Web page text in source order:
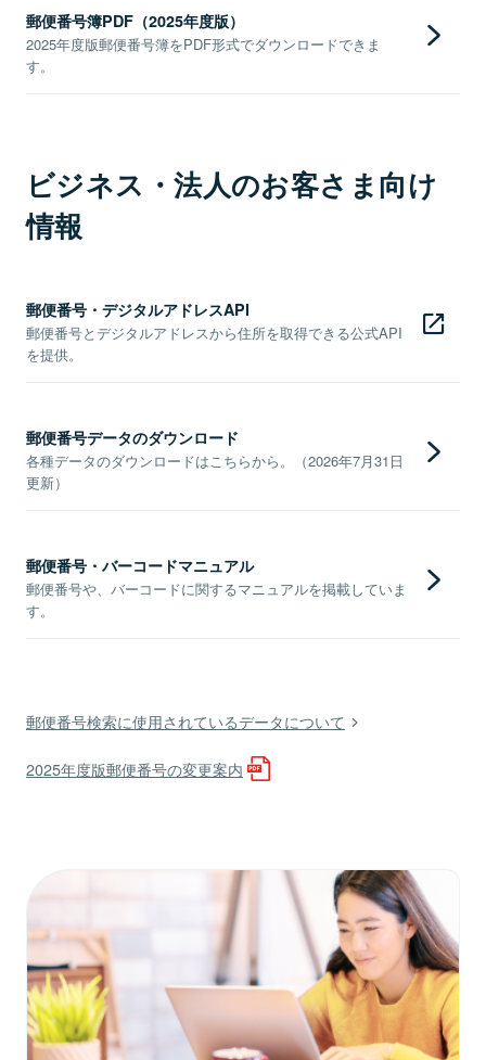
郵便番号簿PDF（2025年度版）
2025年度版郵便番号簿をPDF形式でダウンロードできま
す。
ビジネス・法人のお客さま向け
情報
郵便番号・デジタルアドレスAPI
郵便番号とデジタルアドレスから住所を取得できる公式API
を提供。
郵便番号データのダウンロード
各種データのダウンロードはこちらから。（2026年7月31日
更新）
郵便番号・バーコードマニュアル
郵便番号や、バーコードに関するマニュアルを掲載していま
す。
郵便番号検索に使用されているデータについて
2025年度版郵便番号の変更案内